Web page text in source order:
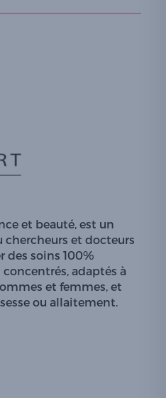
et beauté, est un
chercheurs et docteurs
des soins 100%
adaptés à
et femmes, et
ou allaitement.